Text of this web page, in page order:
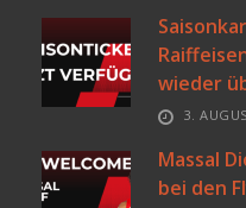
wieder
3.
Massal
bei den